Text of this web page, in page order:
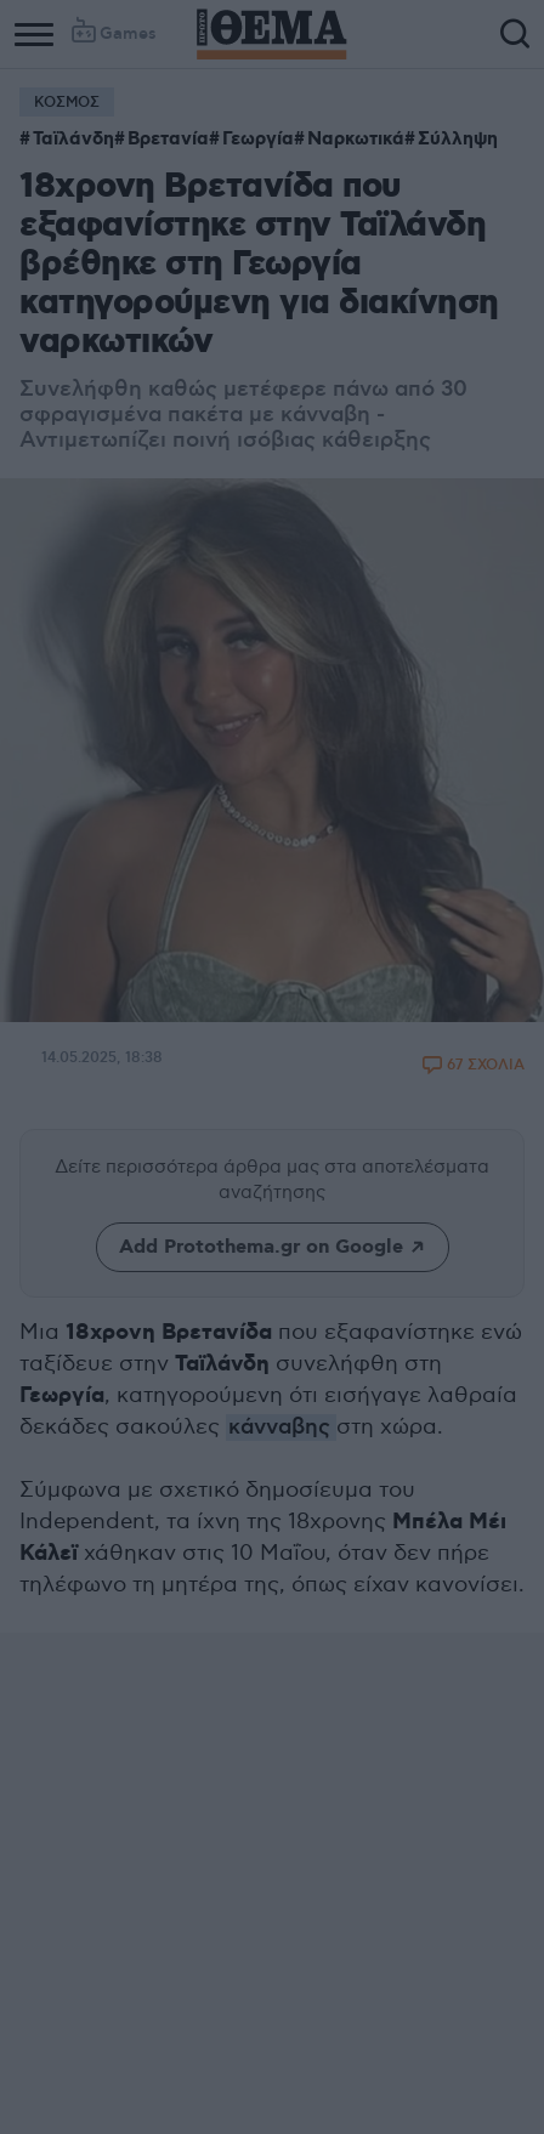
Games
ΚΟΣΜΟΣ
Ταϊλάνδη Βρετανία Γεωργία Ναρκωτικά Σύλληψη
18χρονη Βρετανίδα που
εξαφανίστηκε στην Ταϊλάνδη
βρέθηκε στη Γεωργία
κατηγορούμενη για διακίνηση
ναρκωτικών
Συνελήφθη καθώς μετέφερε πάνω από 30
σφραγισμένα πακέτα με κάνναβη -
Αντιμετωπίζει ποινή ισόβιας κάθειρξης
14.05.2025, 18:38 67 ΣΧΟΛΙΑ
Δείτε περισσότερα άρθρα μας στα αποτελέσματα
αναζήτησης
Add Protothema.gr on Google
Μια 18χρονη Βρετανίδα που εξαφανίστηκε ενώ
ταξίδευε στην Ταϊλάνδη συνελήφθη στη
Γεωργία, κατηγορούμενη ότι εισήγαγε λαθραία
δεκάδες σακούλες κάνναβης στη χώρα.
Σύμφωνα με σχετικό δημοσίευμα του
Independent, τα ίχνη της 18χρονης Μπέλα Μέι
Κάλεϊχάθηκαν στις 10 Μαΐου, όταν δεν πήρε
τηλέφωνο τη μητέρα της, όπως είχαν κανονίσει.